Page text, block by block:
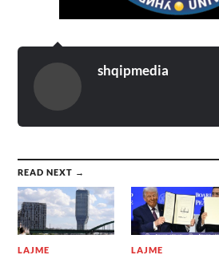
shqipmedia
READ NEXT →
LAJME LAJME